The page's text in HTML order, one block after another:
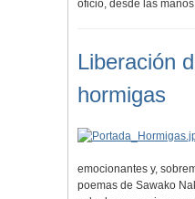
oficio, desde las
Liberación
hormigas
emocionantes y,
poemas de Sawako